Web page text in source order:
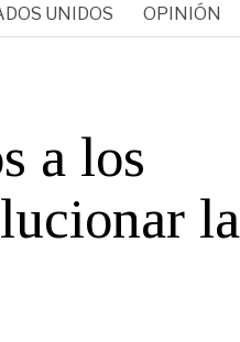
UNIDOS OPINIÓN
a los
la